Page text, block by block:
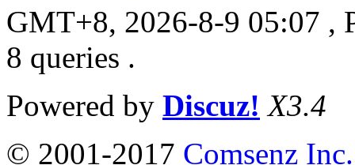
GMT+8, 2026-8-9 05:07 ,
8 queries .
Powered by Discuz! X3.4
© 2001-2017 Comsenz Inc.